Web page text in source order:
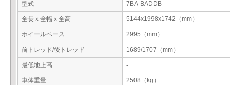
型式 7BA-BADDB
全長ｘ全幅ｘ全高 5144x1998x1742（mm）
ホイールベース 2995（mm）
前トレッド/後トレッド 1689/1707（mm）
最低地上高 -
車体重量 2508（kg）